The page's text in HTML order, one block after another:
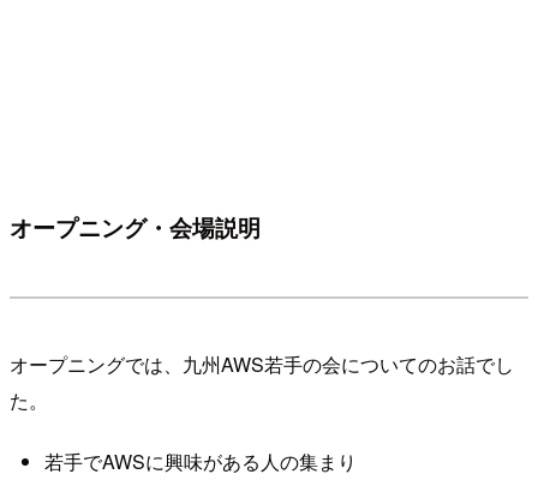
オープニング・会場説明
オープニングでは、九州AWS若手の会についてのお話でし
た。
若手でAWSに興味がある人の集まり